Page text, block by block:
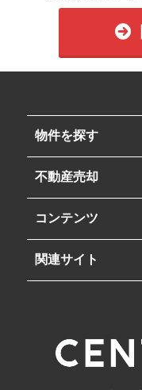
物件を探す
不動産売却
コンテンツ
関連サイト